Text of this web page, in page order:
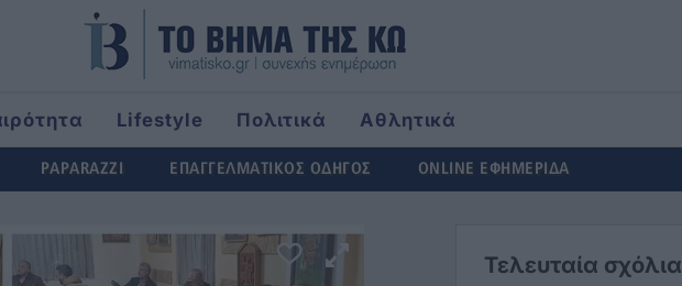
Lifestyle Πολιτικά
Αθλητικά
PAPARAZZI ΕΠΑΓΓΕΛΜΑΤΙΚΟΣ ΟΔΗΓΟΣ ONLINE ΕΦΗΜΕΡΙΔΑ
Τελευταία σχόλια